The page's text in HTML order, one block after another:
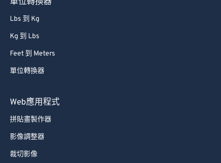
Lbs 到 Kg
Kg 到 Lbs
Feet 到 Meters
單位轉換器
Web應用程式
拼貼畫製作器
影像調整器
裁切影像